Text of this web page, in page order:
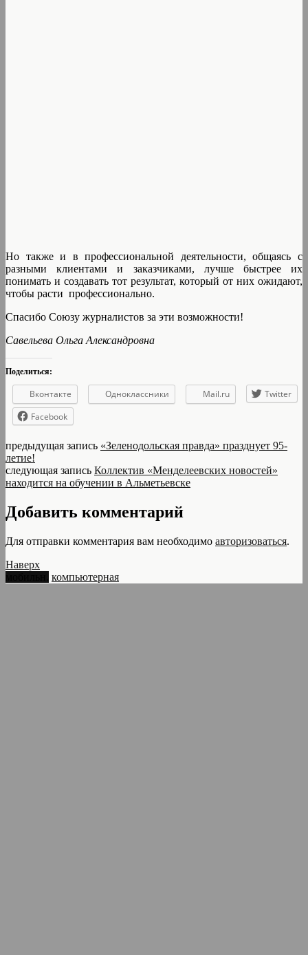
Но также и в профессиональной деятельности, общаясь с
разными клиентами и заказчиками, лучше быстрее их
понимать и создавать тот результат, который от них ожидают,
чтобы расти профессионально.
Спасибо Союзу журналистов за эти возможности!
Савельева Ольга Александровна
Поделиться:
Вконтакте Одноклассники Mail.ru
Twitter
Facebook
предыдущая запись «Зеленодольская правда» празднует 95-
летие!
следующая запись Коллектив «Менделеевских новостей»
находится на обучении в Альметьевске
Добавить комментарий
Для отправки комментария вам необходимо авторизоваться.
Наверх
компьютерная